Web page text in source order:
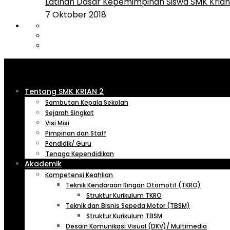
7 Oktober 2018
Tentang SMK KRIAN 2
Sambutan Kepala Sekolah
Sejarah Singkat
Visi Misi
Pimpinan dan Staff
Pendidik/ Guru
Tenaga Kependidikan
Akademik
Kompetensi Keahlian
Teknik Kendaraan Ringan Otomotif (TKRO)
Struktur Kurikulum TKRO
Teknik dan Bisnis Sepeda Motor (TBSM)
Struktur Kurikulum TBSM
Desain Komunikasi Visual (DKV)/ Multimedia